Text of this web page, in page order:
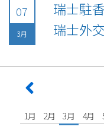
07
3月
瑞士駐
瑞士外
1月 2月 3月 4月